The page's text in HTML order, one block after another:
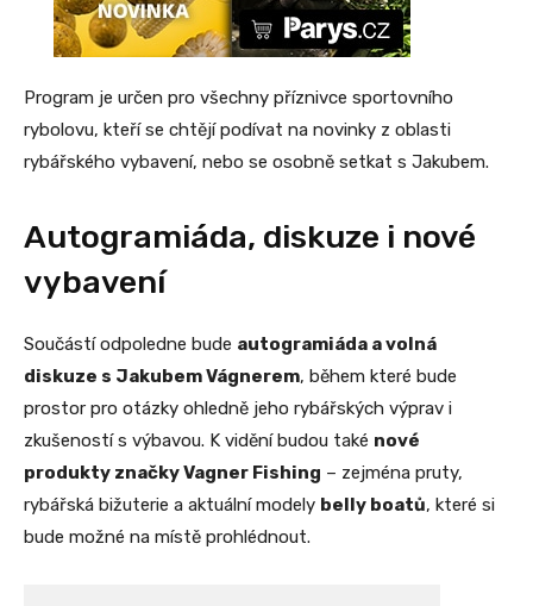
Program je určen pro všechny příznivce sportovního
rybolovu, kteří se chtějí podívat na novinky z oblasti
rybářského vybavení, nebo se osobně setkat s Jakubem.
Autogramiáda, diskuze i nové
vybavení
Součástí odpoledne bude autogramiáda a volná
diskuze s Jakubem Vágnerem, během které bude
prostor pro otázky ohledně jeho rybářských výprav i
zkušeností s výbavou. K vidění budou také nové
produkty značky Vagner Fishing – zejména pruty,
rybářská bižuterie a aktuální modely belly boatů, které si
bude možné na místě prohlédnout.